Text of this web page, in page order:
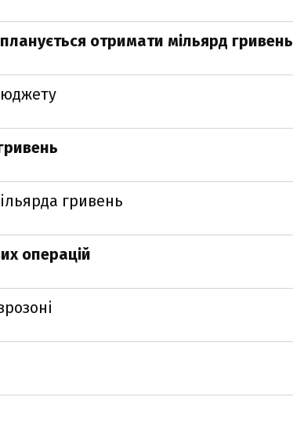
отримати мільярд гривень
гривень
операцій